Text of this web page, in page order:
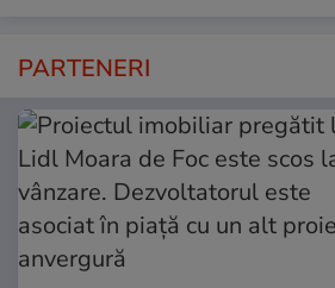
PARTENERI